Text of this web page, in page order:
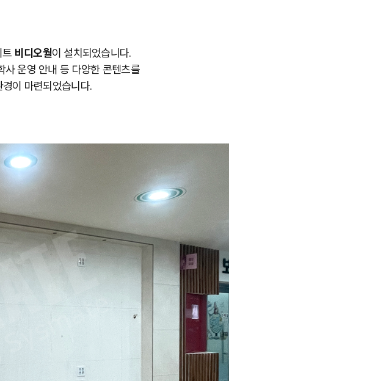
비디오월이 설치되었습니다.
운영 안내 등 다양한 콘텐츠를
이 마련되었습니다.